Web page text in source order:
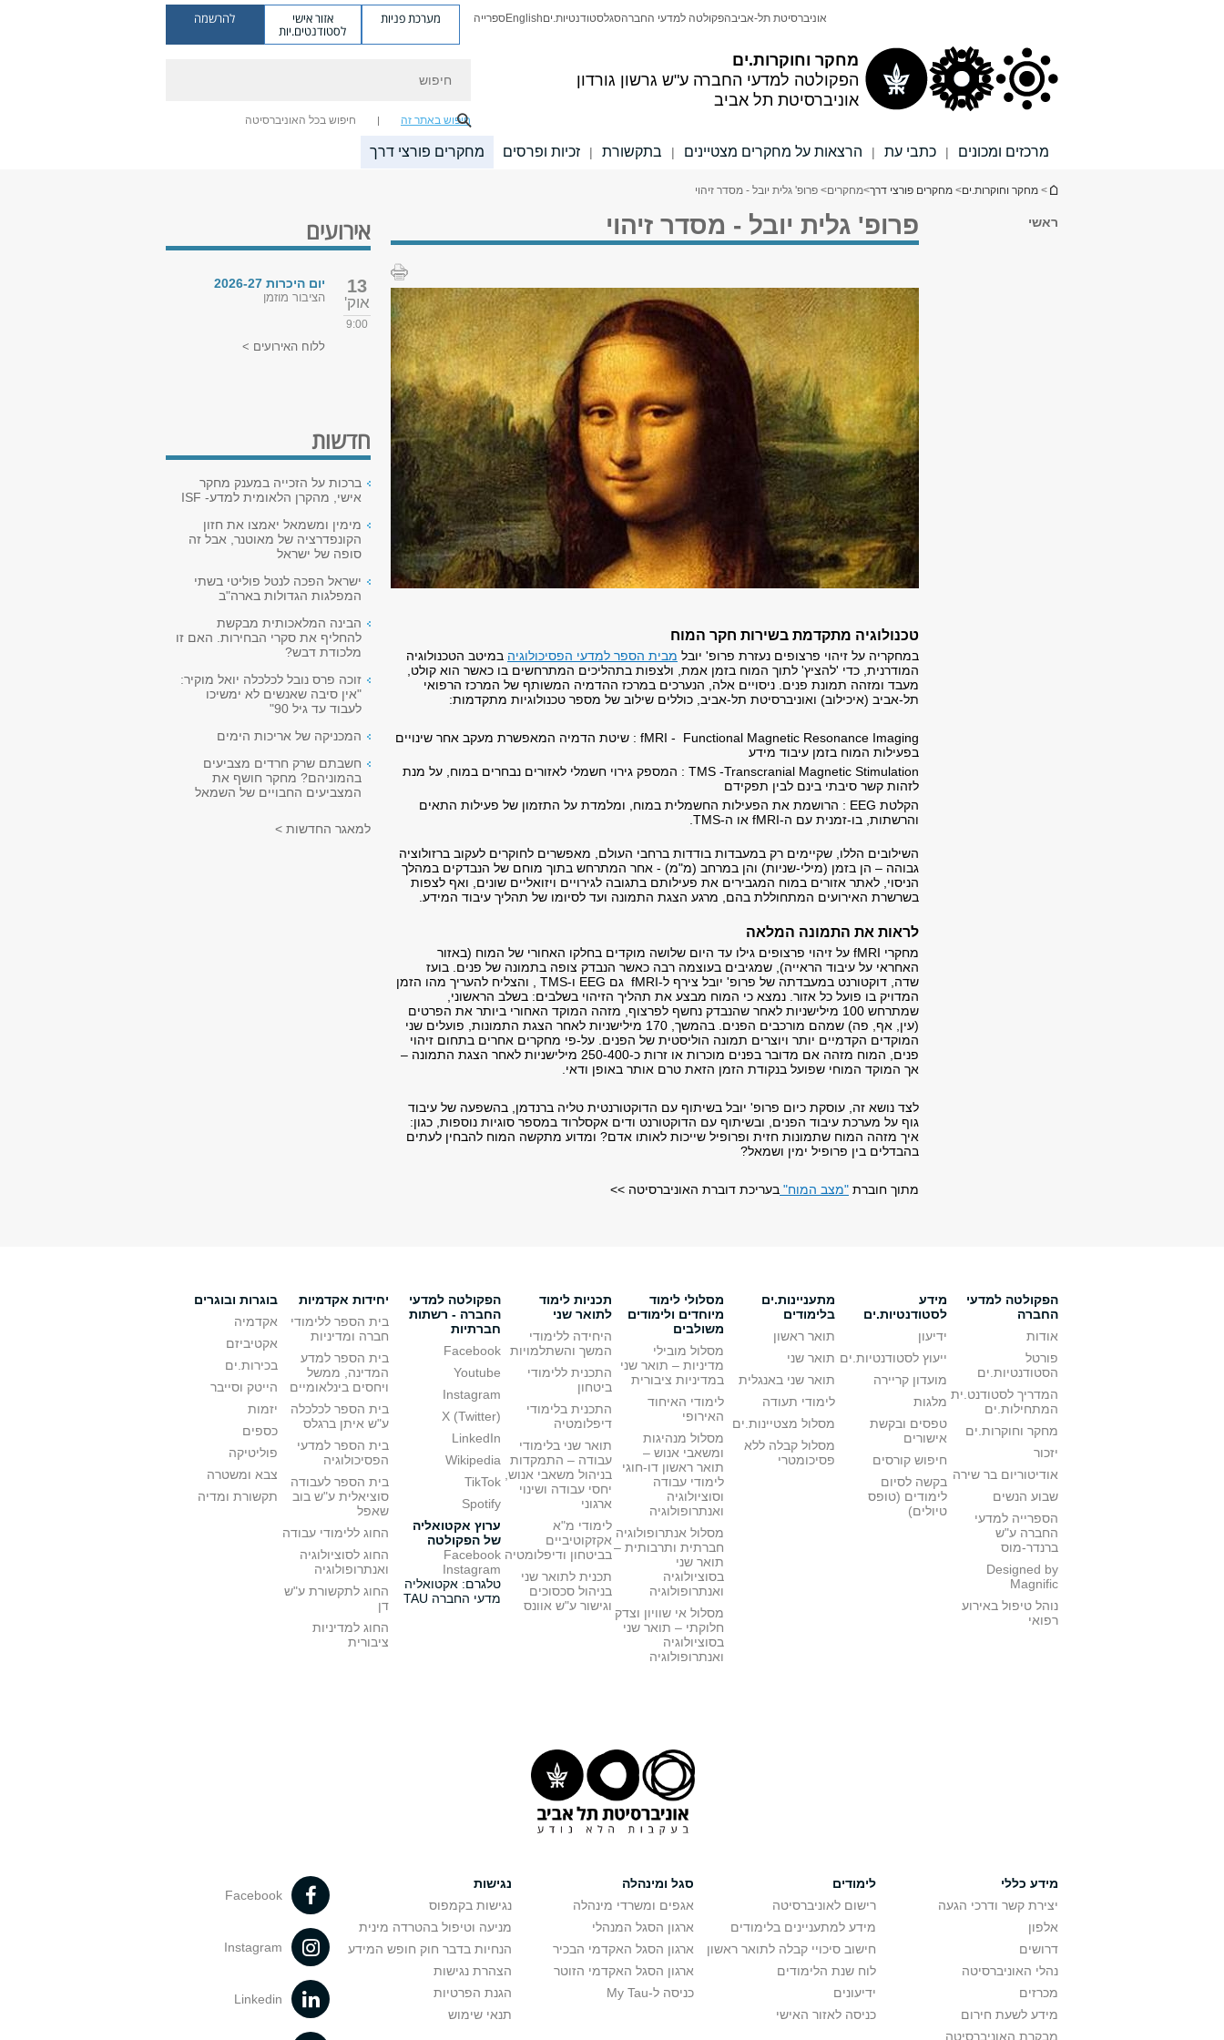
מחקר וחוקרות.ים
הפקולטה למדעי החברה ע"ש גרשון גורדון
אוניברסיטת תל אביב
אוניברסיטת תל-אביבהפקולטה למדעי החברהסגלסטודנטיות.יםEnglishספרייה מערכת פניות אזור אישי
לסטודנטים.יות
להרשמה
חיפוש באתר זה חיפוש בכל האוניברסיטה
מרכזים ומכונים | כתבי עת | הרצאות על מחקרים מצטיינים | בתקשורת | זכיות ופרסים מחקרים פורצי דרך
הינך נמצא כאן
> מחקר וחוקרות.ים> מחקרים פורצי דרך>מחקרים> פרופ' גלית יובל - מסדר זיהוי
ראשי פרופ' גלית יובל - מסדר זיהוי
טכנולוגיה מתקדמת בשירות חקר המוח
במחקריה על זיהוי פרצופים נעזרת פרופ' יובל מבית הספר למדעי הפסיכולוגיה במיטב הטכנולוגיה
המודרנית, כדי 'להציץ' לתוך המוח בזמן אמת, ולצפות בתהליכים המתרחשים בו כאשר הוא קולט,
מעבד ומזהה תמונת פנים. ניסויים אלה, הנערכים במרכז ההדמיה המשותף של המרכז הרפואי
תל-אביב (איכילוב) ואוניברסיטת תל-אביב, כוללים שילוב של מספר טכנולוגיות מתקדמות:
fMRI - Functional Magnetic Resonance Imaging : שיטת הדמיה המאפשרת מעקב אחר שינויים
בפעילות המוח בזמן עיבוד מידע
TMS -Transcranial Magnetic Stimulation : המספק גירוי חשמלי לאזורים נבחרים במוח, על מנת
לזהות קשר סיבתי בינם לבין תפקידם
הקלטת EEG : הרושמת את הפעילות החשמלית במוח, ומלמדת על התזמון של פעילות התאים
והרשתות, בו-זמנית עם ה-fMRI או ה-TMS.
השילובים הללו, שקיימים רק במעבדות בודדות ברחבי העולם, מאפשרים לחוקרים לעקוב ברזולוציה
גבוהה – הן בזמן (מילי-שניות) והן במרחב (מ"מ) - אחר המתרחש בתוך מוחם של הנבדקים במהלך
הניסוי, לאתר אזורים במוח המגבירים את פעילותם בתגובה לגירויים ויזואליים שונים, ואף לצפות
בשרשרת האירועים המתחוללת בהם, מרגע הצגת התמונה ועד לסיומו של תהליך עיבוד המידע.
לראות את התמונה המלאה
מחקרי fMRI על זיהוי פרצופים גילו עד היום שלושה מוקדים בחלקו האחורי של המוח (באזור
האחראי על עיבוד הראייה), שמגיבים בעוצמה רבה כאשר הנבדק צופה בתמונה של פנים. בועז
שדה, דוקטורנט במעבדתה של פרופ' יובל צירף ל-fMRI גם EEG ו-TMS , והצליח להעריך מהו הזמן
המדויק בו פועל כל אזור. נמצא כי המוח מבצע את תהליך הזיהוי בשלבים: בשלב הראשוני,
שמתרחש 100 מילישניות לאחר שהנבדק נחשף לפרצוף, מזהה המוקד האחורי ביותר את הפרטים
(עין, אף, פה) שמהם מורכבים הפנים. בהמשך, 170 מילישניות לאחר הצגת התמונות, פועלים שני
המוקדים הקדמיים יותר ויוצרים תמונה הוליסטית של הפנים. על-פי מחקרים אחרים בתחום זיהוי
פנים, המוח מזהה אם מדובר בפנים מוכרות או זרות כ-250-400 מילישניות לאחר הצגת התמונה –
אך המוקד המוחי שפועל בנקודת הזמן הזאת טרם אותר באופן ודאי.
לצד נושא זה, עוסקת כיום פרופ' יובל בשיתוף עם הדוקטורנטית טליה ברנדמן, בהשפעה של עיבוד
גוף על מערכת עיבוד הפנים, ובשיתוף עם הדוקטורנט ודים אקסלרוד במספר סוגיות נוספות, כגון:
איך מזהה המוח שתמונות חזית ופרופיל שייכות לאותו אדם? ומדוע מתקשה המוח להבחין לעתים
בהבדלים בין פרופיל ימין ושמאל?
מתוך חוברת "מצב המוח" בעריכת דוברת האוניברסיטה >>
אירועים
13
אוק'
9:00
יום היכרות 2026-27
הציבור מוזמן
ללוח האירועים >
חדשות
ברכות על הזכייה במענק מחקר
אישי, מהקרן הלאומית למדע- ISF
מימין ומשמאל יאמצו את חזון
הקונפדרציה של מאוטנר, אבל זה
סופה של ישראל
ישראל הפכה לנטל פוליטי בשתי
המפלגות הגדולות בארה"ב
הבינה המלאכותית מבקשת
להחליף את סקרי הבחירות. האם זו
מלכודת דבש?
זוכה פרס נובל לכלכלה יואל מוקיר:
"אין סיבה שאנשים לא ימשיכו
לעבוד עד גיל 90"
המכניקה של אריכות הימים
חשבתם שרק חרדים מצביעים
בהמוניהם? מחקר חושף את
המצביעים החבויים של השמאל
למאגר החדשות >
הפקולטה למדעי
החברה
אודות
פורטל
הסטודנטיות.ים
המדריך לסטודנט.ית
המתחילות.ים
מחקר וחוקרות.ים
יזכור
אודיטוריום בר שירה
שבוע הנשים
הספרייה למדעי
החברה ע"ש
ברנדר-מוס
Designed by
Magnific
נוהל טיפול באירוע
רפואי
מידע
לסטודנטיות.ים
ידיעון
ייעוץ לסטודנטיות.ים
מועדון קריירה
מלגות
טפסים ובקשת
אישורים
חיפוש קורסים
בקשה לסיום
לימודים (טופס
טיולים)
מתעניינות.ים
בלימודים
תואר ראשון
תואר שני
תואר שני באנגלית
לימודי תעודה
מסלול מצטיינות.ים
מסלול קבלה ללא
פסיכומטרי
מסלולי לימוד
מיוחדים ולימודים
משולבים
מסלול מובילי
מדיניות – תואר שני
במדיניות ציבורית
לימודי האיחוד
האירופי
מסלול מנהיגות
ומשאבי אנוש –
תואר ראשון דו-חוגי
לימודי עבודה
וסוציולוגיה
ואנתרופולוגיה
מסלול אנתרופולוגיה
חברתית ותרבותית –
תואר שני
בסוציולוגיה
ואנתרופולוגיה
מסלול אי שוויון וצדק
חלוקתי – תואר שני
בסוציולוגיה
ואנתרופולוגיה
תכניות לימוד
לתואר שני
היחידה ללימודי
המשך והשתלמויות
התכנית ללימודי
ביטחון
התכנית בלימודי
דיפלומטיה
תואר שני בלימודי
עבודה – התמקדות
בניהול משאבי אנוש,
יחסי עבודה ושינוי
ארגוני
לימודי מ"א
אקזקוטיביים
בביטחון ודיפלומטיה
תכנית לתואר שני
בניהול סכסוכים
וגישור ע"ש אוונס
הפקולטה למדעי
החברה - רשתות
חברתיות
Facebook
Youtube
Instagram
X (Twitter)
LinkedIn
Wikipedia
TikTok
Spotify
ערוץ אקטואליה
של הפקולטה
Facebook
Instagram
טלגרם: אקטואליה
מדעי החברה TAU
יחידות אקדמיות
בית הספר ללימודי
חברה ומדיניות
בית הספר למדע
המדינה, ממשל
ויחסים בינלאומיים
בית הספר לכלכלה
ע"ש איתן ברגלס
בית הספר למדעי
הפסיכולוגיה
בית הספר לעבודה
סוציאלית ע"ש בוב
שאפל
החוג ללימודי עבודה
החוג לסוציולוגיה
ואנתרופולוגיה
החוג לתקשורת ע"ש
דן
החוג למדיניות
ציבורית
בוגרות ובוגרים
אקדמיה
אקטיביזם
בכירות.ים
הייטק וסייבר
יזמות
כספים
פוליטיקה
צבא ומשטרה
תקשורת ומדיה
מידע כללי
יצירת קשר ודרכי הגעה
אלפון
דרושים
נהלי האוניברסיטה
מכרזים
מידע לשעת חירום
מבקרת האוניברסיטה
לימודים
רישום לאוניברסיטה
מידע למתעניינים בלימודים
חישוב סיכויי קבלה לתואר ראשון
לוח שנת הלימודים
ידיעונים
כניסה לאזור האישי
סגל ומינהלה
אגפים ומשרדי מינהלה
ארגון הסגל המנהלי
ארגון הסגל האקדמי הבכיר
ארגון הסגל האקדמי הזוטר
כניסה ל-My Tau
נגישות
נגישות בקמפוס
מניעה וטיפול בהטרדה מינית
הנחיות בדבר חוק חופש המידע
הצהרת נגישות
הגנת הפרטיות
תנאי שימוש
Facebook
Instagram
Linkedin